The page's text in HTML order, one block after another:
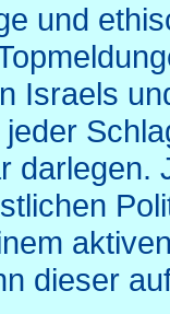
und
Israels
dieser